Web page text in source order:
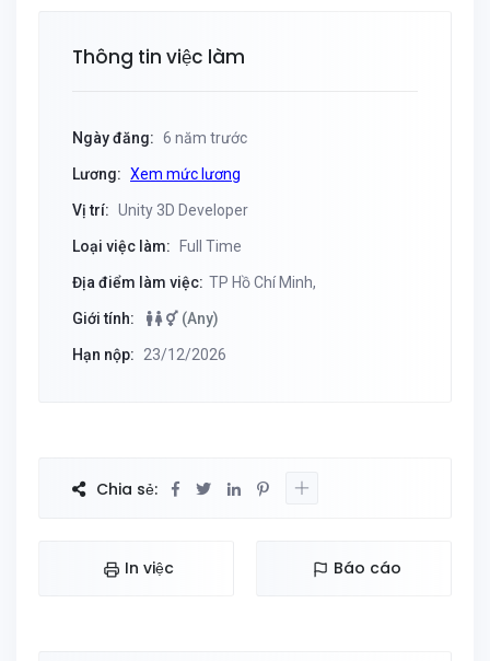
Thông tin việc làm
Ngày đăng: 6 năm trước
Lương: Xem mức lương
Vị trí: Unity 3D Developer
Loại việc làm: Full Time
Địa điểm làm việc: TP Hồ Chí Minh,
Giới tính: (Any)
Hạn nộp: 23/12/2026
Chia sẻ:
In việc Báo cáo